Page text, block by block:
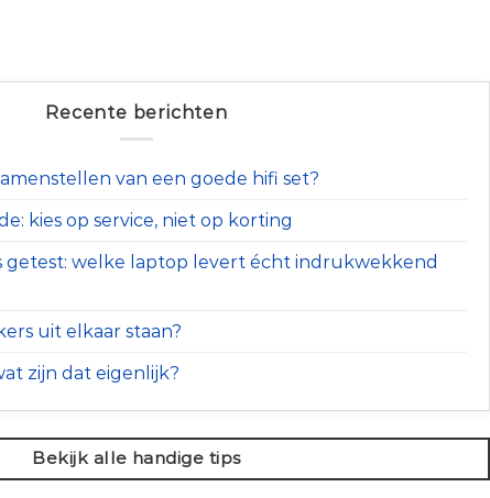
Recente berichten
van een goede hifi set?
kies op service, niet op korting
getest: welke laptop levert écht indrukwekkend
uit elkaar staan?
zijn dat eigenlijk?
Bekijk alle handige tips